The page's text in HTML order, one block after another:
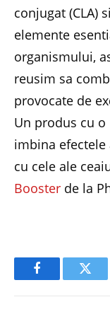
conjugat (CLA)
elemente
organismului,
reusim sa
provocate de
Un produs cu
imbina efectele
cu cele ale
Booster de la
Facebook